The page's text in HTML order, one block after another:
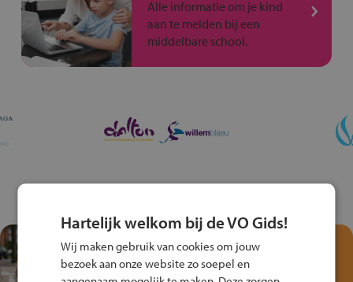
Alle informatie om je kind
aan te melden bij een
middelbare school.
Test je kennis met het
Fiets Veilig
Hartelijk welkom bij de VO Gids!
Wij maken gebruik van cookies om jouw
bezoek aan onze website zo soepel en